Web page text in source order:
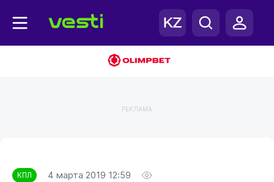
РЕКЛАМА
КПЛ 4 марта 2019 12:59